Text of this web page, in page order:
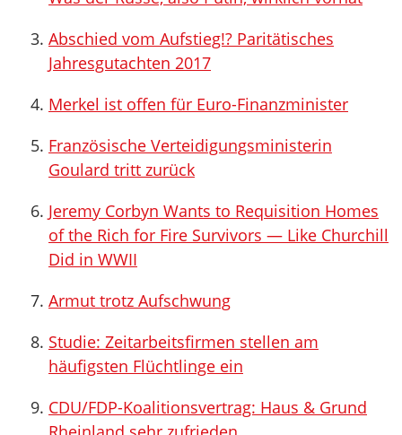
Abschied vom Aufstieg!? Paritätisches
Jahresgutachten 2017
Merkel ist offen für Euro-Finanzminister
Französische Verteidigungsministerin
Goulard tritt zurück
Jeremy Corbyn Wants to Requisition Homes
of the Rich for Fire Survivors — Like Churchill
Did in WWII
Armut trotz Aufschwung
Studie: Zeitarbeitsfirmen stellen am
häufigsten Flüchtlinge ein
CDU/FDP-Koalitionsvertrag: Haus & Grund